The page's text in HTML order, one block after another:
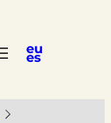
eu
es